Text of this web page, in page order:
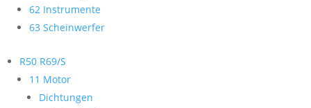
62 Instrumente
63 Scheinwerfer
R50 R69/S
11 Motor
Dichtungen